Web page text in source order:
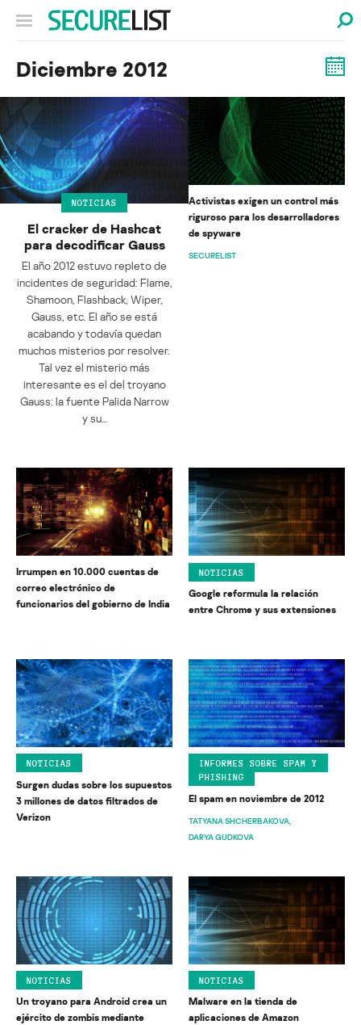
Diciembre 2012
NOTICIAS
El cracker de Hashcat
para decodificar Gauss
El año 2012 estuvo repleto de
incidentes de seguridad: Flame,
Shamoon, Flashback, Wiper,
Gauss, etc. El año se está
acabando y todavía quedan
muchos misterios por resolver.
Tal vez el misterio más
interesante es el del troyano
Gauss: la fuente Palida Narrow
y su…
Activistas exigen un control más
riguroso para los desarrolladores
de spyware
SECURELIST
Irrumpen en 10.000 cuentas de
correo electrónico de
funcionarios del gobierno de India
NOTICIAS
Google reformula la relación
entre Chrome y sus extensiones
NOTICIAS
Surgen dudas sobre los supuestos
3 millones de datos filtrados de
Verizon
INFORMES SOBRE SPAM Y
PHISHING
El spam en noviembre de 2012
TATYANA SHCHERBAKOVA
DARYA GUDKOVA
NOTICIAS
Un troyano para Android crea un
ejército de zombis mediante
NOTICIAS
Malware en la tienda de
aplicaciones de Amazon